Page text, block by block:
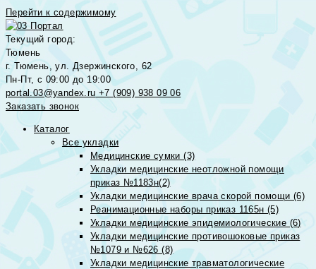
Перейти к содержимому
Текущий город:
Тюмень
г. Тюмень, ул. Дзержинского, 62
Пн-Пт, с 09:00 до 19:00
portal.03@yandex.ru +7 (909) 938 09 06
Заказать звонок
Каталог
Все укладки
Медицинские сумки (3)
Укладки медицинские неотложной помощи
приказ №1183н(2)
Укладки медицинские врача скорой помощи (6)
Реанимационные наборы приказ 1165н (5)
Укладки медицинские эпидемиологические (6)
Укладки медицинские противошоковые приказ
№1079 и №626 (8)
Укладки медицинские травматологические